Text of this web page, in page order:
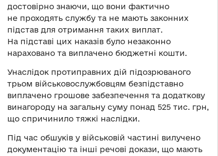
достовірно знаючи, що вони фактично
не проходять службу та не мають законних
підстав для отримання таких виплат.
На підставі цих наказів було незаконно
нараховано та виплачено бюджетні кошти.
Унаслідок протиправних дій підозрюваного
трьом військовослужбовцям безпідставно
виплачено грошове забезпечення та додаткову
винагороду на загальну суму понад 525 тис. грн,
що спричинило тяжкі наслідки.
Під час обшуків у військовій частині вилучено
документацію та інші речові докази, що мають